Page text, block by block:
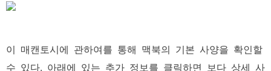
이 매캔토시에 관하여를 통해 맥북의 기본 사양을 확인할
수 있다. 아래에 있는 추가 정보를 클릭하면 보다 상세 사